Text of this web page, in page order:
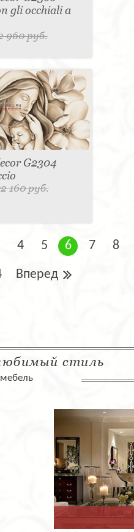
gli occhiali a
960 руб.
G2304
160 руб.
4 5 6 7 8
Вперед
стиль